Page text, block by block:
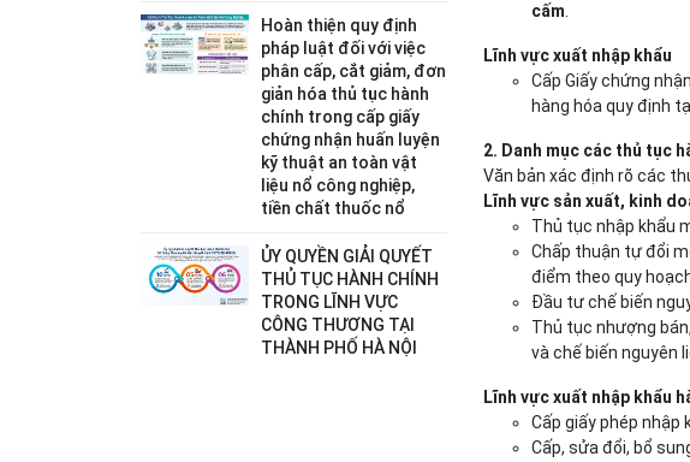
cấm
Lĩnh vực xuất nhập khẩu
Cấp Giấy chứng
hàng hóa quy định
2. Danh mục các thủ tục
Văn bản xác định rõ các
Lĩnh vực sản xuất, kinh
Thủ tục nhập khẩu
Chấp thuận tự đổi
điểm theo quy
Đầu tư chế biến
Thủ tục nhượng
và chế biến nguyên
Lĩnh vực xuất nhập khẩu
Cấp giấy phép nhập
Cấp, sửa đổi, bổ
Hoàn thiện quy định
pháp luật đối với việc
phân cấp, cắt giảm, đơn
giản hóa thủ tục hành
chính trong cấp giấy
chứng nhận huấn luyện
kỹ thuật an toàn vật
liệu nổ công nghiệp,
tiền chất thuốc nổ
ỦY QUYỀN GIẢI QUYẾT
THỦ TỤC HÀNH CHÍNH
TRONG LĨNH VỰC
CÔNG THƯƠNG TẠI
THÀNH PHỐ HÀ NỘI